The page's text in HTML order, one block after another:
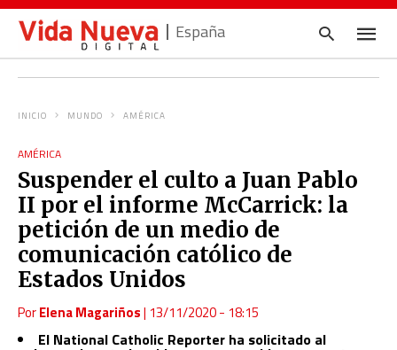
España
y
INICIO MUNDO AMÉRICA
AMÉRICA
Suspender el culto a Juan Pablo
II por el informe McCarrick: la
petición de un medio de
comunicación católico de
Estados Unidos
PorElena Magariños| 13/11/2020 - 18:15
El National Catholic Reporter ha solicitado al